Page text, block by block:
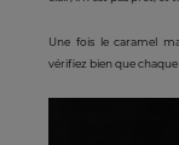
Une fois le caramel
vérifiez bien que